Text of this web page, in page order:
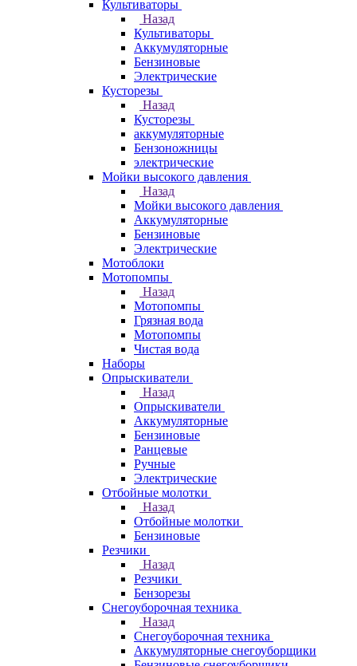
Культиваторы
Назад
Культиваторы
Аккумуляторные
Бензиновые
Электрические
Кусторезы
Назад
Кусторезы
аккумуляторные
Бензоножницы
электрические
Мойки высокого давления
Назад
Мойки высокого давления
Аккумуляторные
Бензиновые
Электрические
Мотоблоки
Мотопомпы
Назад
Мотопомпы
Грязная вода
Мотопомпы
Чистая вода
Наборы
Опрыскиватели
Назад
Опрыскиватели
Аккумуляторные
Бензиновые
Ранцевые
Ручные
Электрические
Отбойные молотки
Назад
Отбойные молотки
Бензиновые
Резчики
Назад
Резчики
Бензорезы
Снегоуборочная техника
Назад
Снегоуборочная техника
Аккумуляторные снегоуборщики